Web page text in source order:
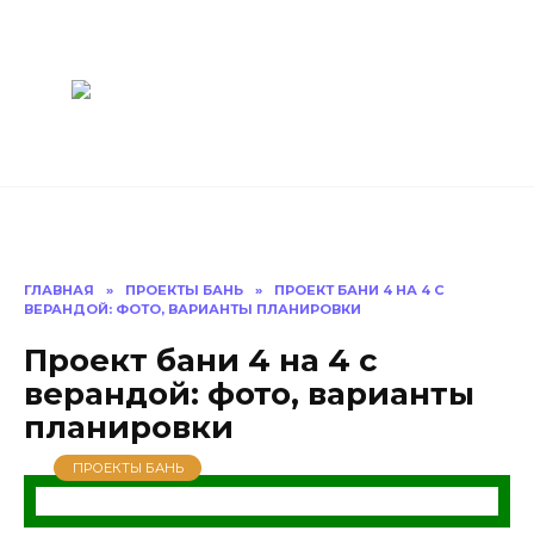
ГЛАВНАЯ » ПРОЕКТЫ БАНЬ »
ПРОЕКТ БАНИ 4 НА 4 С
ВЕРАНДОЙ: ФОТО, ВАРИАНТЫ ПЛАНИРОВКИ
Проект бани 4 на 4 с
верандой: фото, варианты
планировки
ПРОЕКТЫ БАНЬ